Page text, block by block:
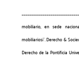
mobiliario, en sede
mobiliarios¡¨. Derecho &
Derecho de la Pontificia